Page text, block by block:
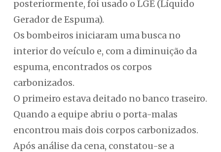
posteriormente, foi usado o LGE (Líquido
Gerador de Espuma).
Os bombeiros iniciaram uma busca no
interior do veículo e, com a diminuição da
espuma, encontrados os corpos
carbonizados.
O primeiro estava deitado no banco traseiro.
Quando a equipe abriu o porta-malas
encontrou mais dois corpos carbonizados.
Após análise da cena, constatou-se a